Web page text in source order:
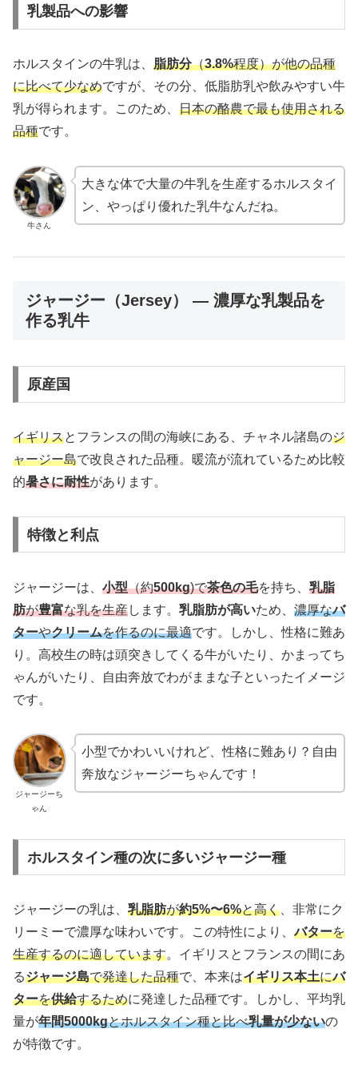
乳製品への影響
ホルスタインの牛乳は、 脂肪分（3.8%程度）が他の品種
に比べて少なめですが、その分、低脂肪乳や飲みやすい牛
乳が得られます。このため、 日本の酪農で最も使用される
品種です。
牛さん
大きな体で大量の牛乳を生産するホルスタイ
ン、やっぱり優れた乳牛なんだね。
ジャージー（Jersey） — 濃厚な乳製品を
作る乳牛
原産国
イギリスとフランスの間の海峡にある、チャネル諸島のジ
ャージー島で改良された品種。暖流が流れているため比較
的暑さに耐性があります。
特徴と利点
ジャージーは、 小型（約500kg)で茶色の毛を持ち、 乳脂
肪が豊富な乳を生産します。 乳脂肪が高いため、 濃厚なバ
ターやクリームを作るのに最適です。しかし、性格に難あ
り。高校生の時は頭突きしてくる牛がいたり、かまってち
ゃんがいたり、自由奔放でわがままな子といったイメージ
です。
ジャージーち
ゃん
小型でかわいいけれど、性格に難あり？自由
奔放なジャージーちゃんです！
ホルスタイン種の次に多いジャージー種
ジャージーの乳は、 乳脂肪が約5%〜6%と高く、非常にク
リーミーで濃厚な味わいです。この特性により、バターを
生産するのに適しています。イギリスとフランスの間にあ
るジャージ島で発達した品種で、本来はイギリス本土にバ
ターを供給するために発達した品種です。しかし、平均乳
量が年間5000kgとホルスタイン種と比べ乳量が少ないの
が特徴です。